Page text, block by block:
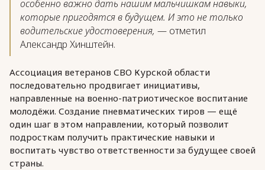
особенно важно дать нашим мальчишкам навыки,
которые пригодятся в будущем. И это не только
водительские удостоверения, — отметил
Александр Хинштейн.
Ассоциация ветеранов СВО Курской области
последовательно продвигает инициативы,
направленные на военно-патриотическое воспитание
молодёжи. Создание пневматических тиров — ещё
один шаг в этом направлении, который позволит
подросткам получить практические навыки и
воспитать чувство ответственности за будущее своей
страны.